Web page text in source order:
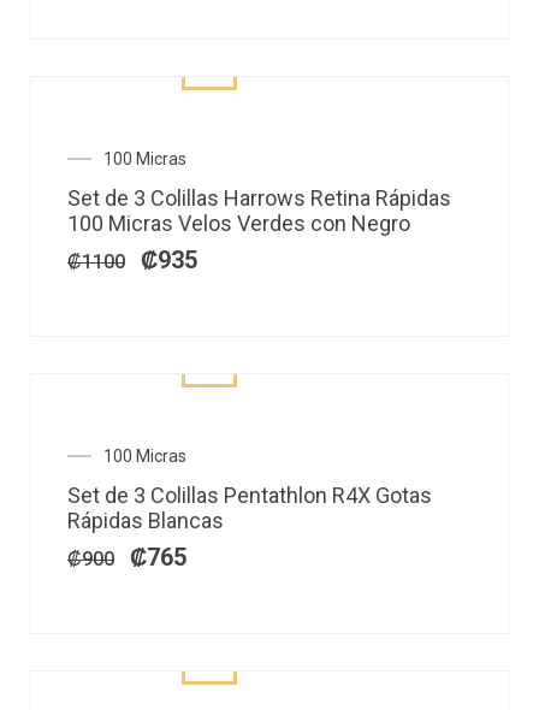
100 Micras
Set de 3 Colillas Harrows Retina Rápidas
100 Micras Velos Verdes con Negro
₡1100
El
precio
original
era:
₡1100.
₡935
precio
actual
es:
₡935.
100 Micras
Set de 3 Colillas Pentathlon R4X Gotas
Rápidas Blancas
₡900
El
precio
original
era:
₡900.
₡765
precio
actual
es:
₡765.